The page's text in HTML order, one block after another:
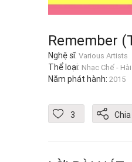
Remember
Nghệ sĩ: Various Artists
Thể loại: Nhạc Chế -
Năm phát hành: 2015
3